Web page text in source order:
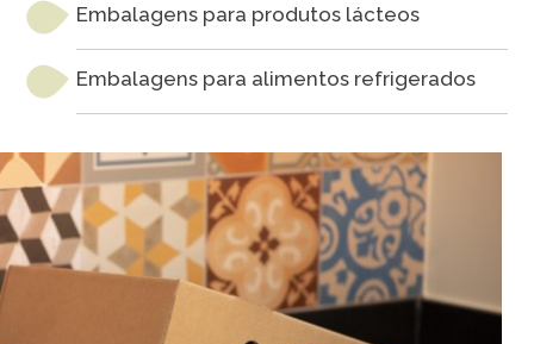
Embalagens para produtos lácteos
Embalagens para alimentos refrigerados